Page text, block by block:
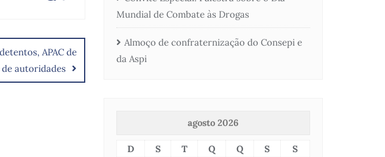
APAC de
autoridades
Mundial de Combate às Drogas
Almoço de confraternização do Consepi e
da Aspi
agosto 2026
D S T Q Q S
S